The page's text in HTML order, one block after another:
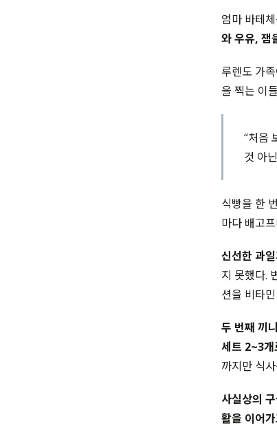
엄마 바테
와 우유, 잼
루렌도 가
을 찍는 이
“처음
것 아
식빵을 한
마다 배고
신선한 과
지 못했다.
션을 비타
두 번째 끼
세트 2~3개
까지만 식
사실상의
활을 이어